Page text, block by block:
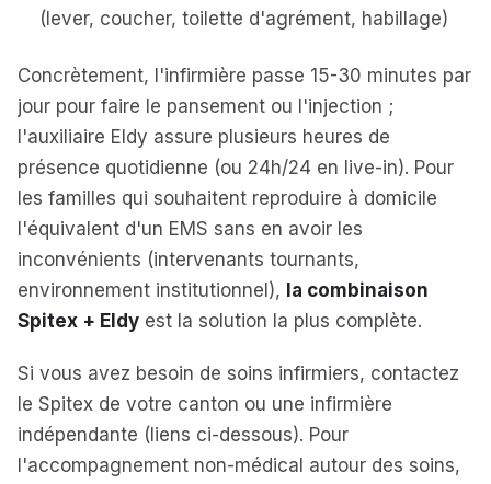
(lever, coucher, toilette d'agrément, habillage)
Concrètement, l'infirmière passe 15-30 minutes par
jour pour faire le pansement ou l'injection ;
l'auxiliaire Eldy assure plusieurs heures de
présence quotidienne (ou 24h/24 en live-in). Pour
les familles qui souhaitent reproduire à domicile
l'équivalent d'un EMS sans en avoir les
inconvénients (intervenants tournants,
environnement institutionnel), la combinaison
Spitex + Eldy est la solution la plus complète.
Si vous avez besoin de soins infirmiers, contactez
le Spitex de votre canton ou une infirmière
indépendante (liens ci-dessous). Pour
l'accompagnement non-médical autour des soins,